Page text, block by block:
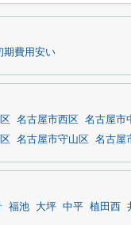
期費用安い
名古屋市西区 名古屋市
名古屋市守山区 名古屋
福池 大坪 中平 植田西